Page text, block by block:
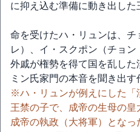
に抑え込む準備に動き出した
命を受けたハ・リュンは、
レ）、イ・スクポン（チョン
外戚が権勢を得て国を乱した
ミン氏家門の本音を聞き出す
※ハ・リュンが例えにした「
王禁の子で、成帝の生母の
成帝の執政（大将軍）とな